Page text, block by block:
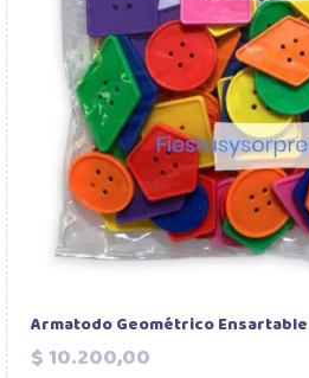
Armatodo Geométrico Ensartable
$ 10.200,00